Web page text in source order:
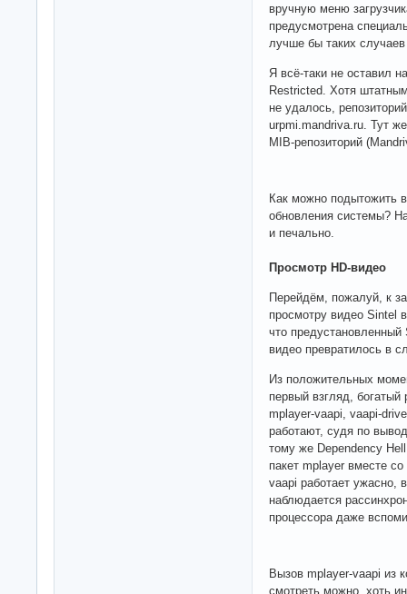
вручную меню
предусмотрена
лучше бы таких
Я всё-таки не оставил
Restricted. Хотя
не удалось,
urpmi.mandriva.ru. Тут
MIB-репозиторий
Как можно подытожить
обновления системы?
и печально.
Просмотр HD-видео
Перейдём, пожалуй, к
просмотру видео Sintel
что
видео превратилось в
Из положительных
первый взгляд,
mplayer-vaapi, vaapi-
работают, судя по
тому же Dependency
пакет mplayer вместе
vaapi работает ужасно,
наблюдается
процессора даже
Вызов mplayer-vaapi из
смотреть можно, хоть